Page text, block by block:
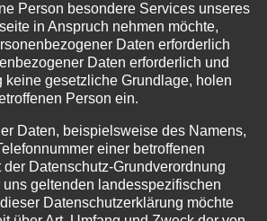
an Maria
Maria und Josef auf
nach Bethlehem
Person besondere Services unseres
in Anspruch nehmen möchte,
Daten erforderlich
Daten erforderlich und
keine gesetzliche Grundlage, holen
Person ein.
Daten, beispielsweise des Namens,
einer betroffenen
Datenschutz-Grundverordnung
geltenden landesspezifischen
Datenschutzerklärung möchte